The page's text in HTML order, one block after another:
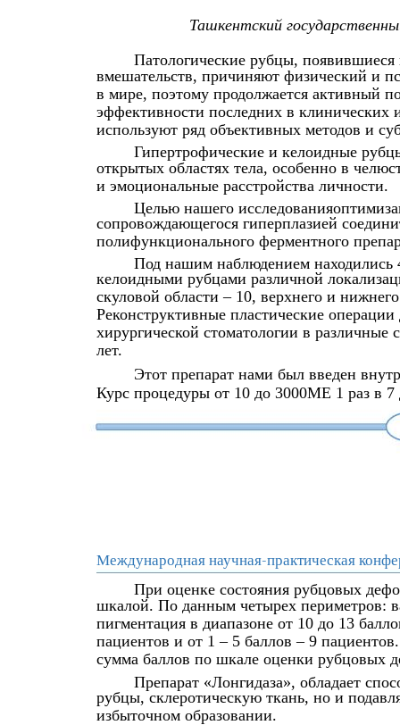
Ташкентский
Патологические рубцы,
вмешательств, причиняют физический и
в мире, поэтому продолжается активный
эффективности последних в клинических
используют ряд объективных методов и
Гипертрофические и келоидные
открытых областях тела, особенно в
и эмоциональные расстройства личности.
Целью нашего
сопровождающегося гиперплазией
полифункционального ферментного
Под нашим наблюдением находились
келоидными рубцами различной
скуловой области – 10, верхнего и
Реконструктивные пластические
хирургической стоматологии в различные
лет.
Этот препарат нами был введен
Курс процедуры от 10 до 3000МЕ 1 раз в 7
Международная научная-практическая
При оценке состояния рубцовых
шкалой. По данным четырех периметров:
пигментация в диапазоне от 10 до 13
пациентов и от 1 – 5 баллов – 9
сумма баллов по шкале оценки рубцовых
Препарат «Лонгидаза», обладает
рубцы, склеротическую ткань, но и
избыточном образовании.